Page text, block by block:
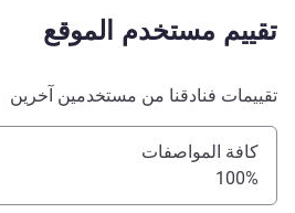
تقييم مستخدم الموقع
تقييمات فنادقنا من مستخدمين آخرين
كافة المواصفات
100%